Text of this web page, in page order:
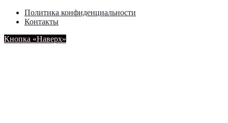
Политика конфиденциальности
Контакты
Кнопка «Наверх»